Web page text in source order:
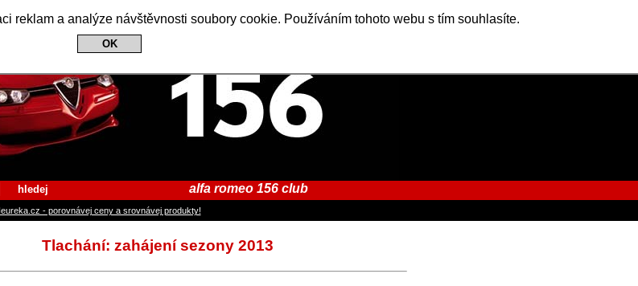
reklam a analýze návštěvnosti soubory cookie. Používáním tohoto webu s tím souhlasíte.
OK
Romeo 156 Club
hledej alfa romeo 156 club
- porovnávej ceny a srovnávej produkty!
Tlachání: zahájení sezony 2013